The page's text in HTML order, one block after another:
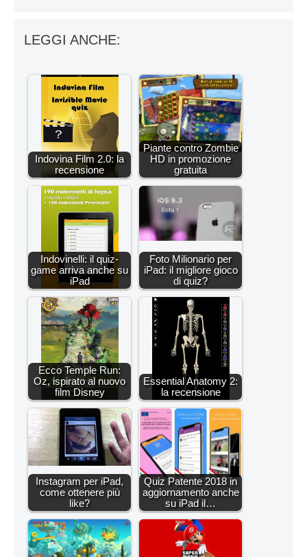
LEGGI ANCHE:
Indovina Film 2.0: la
recensione
Piante contro Zombie
HD in promozione
gratuita
Indovinelli: il quiz-
game arriva anche su
iPad
Foto Milionario per
iPad: il migliore gioco
di quiz?
Ecco Temple Run:
Oz, ispirato al nuovo
film Disney
Essential Anatomy 2:
la recensione
Instagram per iPad,
come ottenere più
like?
Quiz Patente 2018 in
aggiornamento anche
su iPad il…